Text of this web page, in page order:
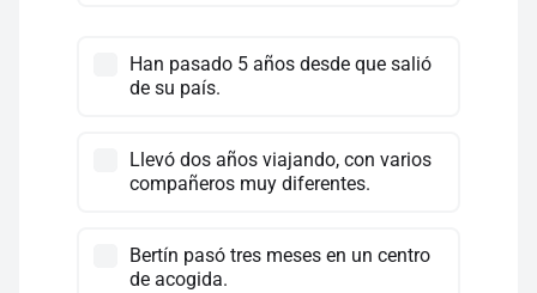
Han pasado 5 años desde que salió
de su país.
Llevó dos años viajando, con varios
compañeros muy diferentes.
Bertín pasó tres meses en un centro
de acogida.